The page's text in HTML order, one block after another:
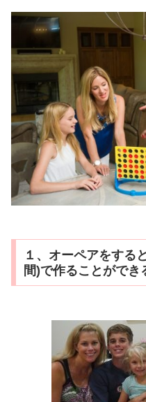
１、オーペアをする
間)で作ることができ